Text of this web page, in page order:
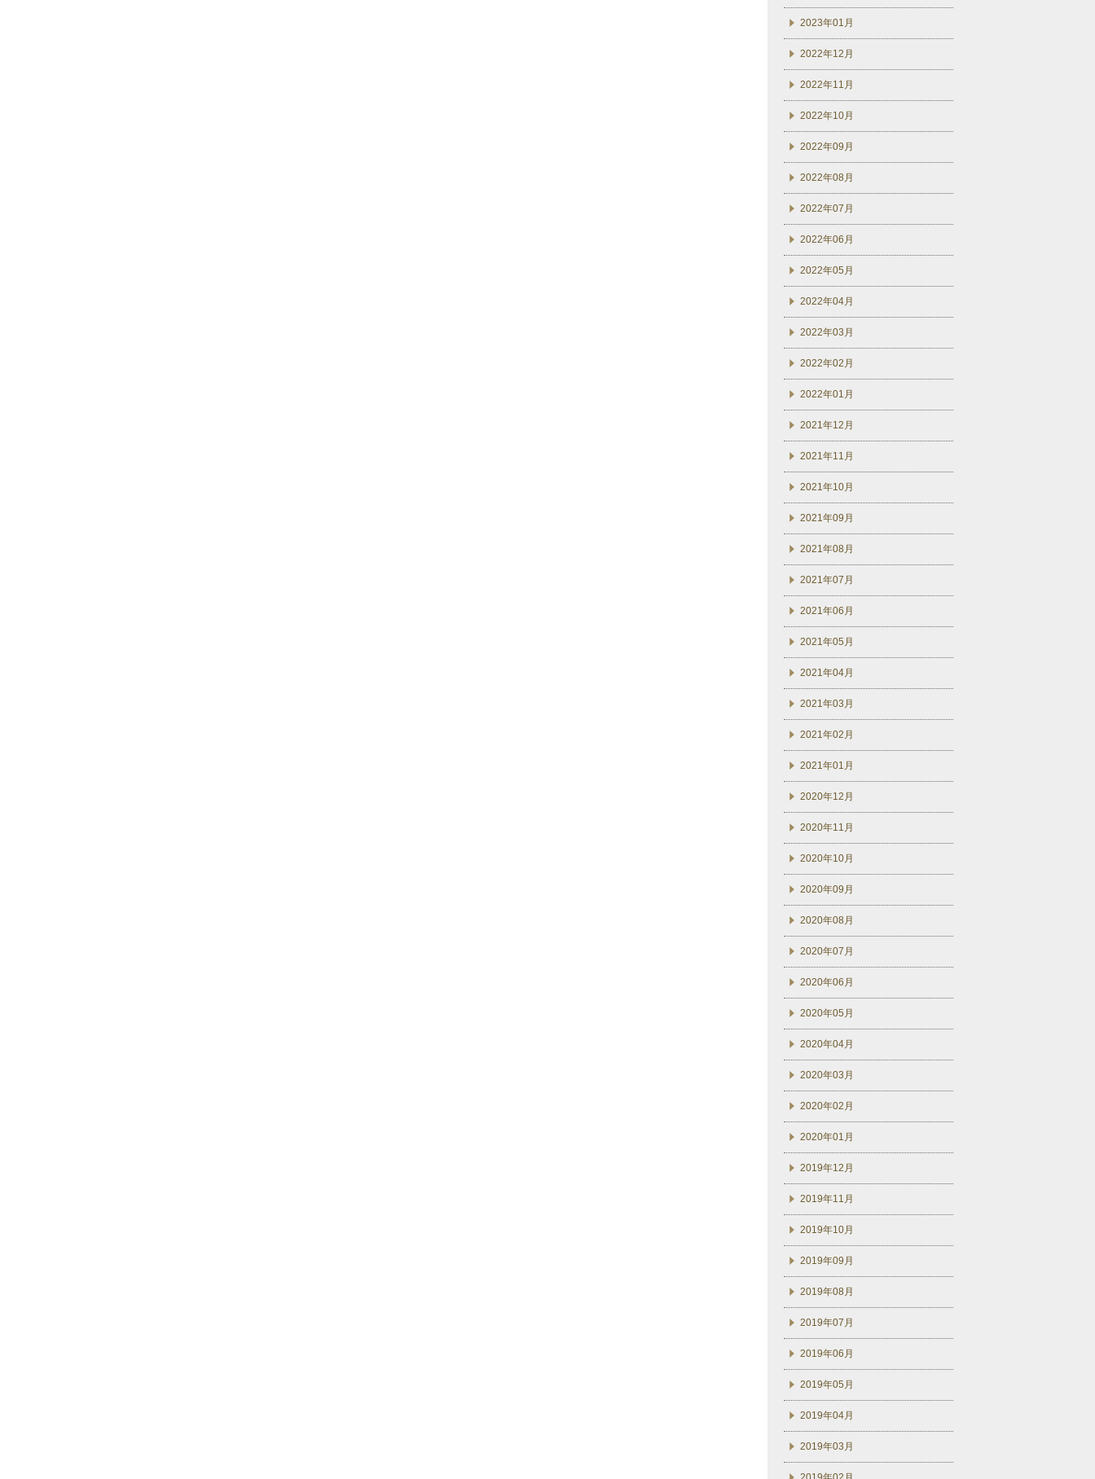
2023年01月
2022年12月
2022年11月
2022年10月
2022年09月
2022年08月
2022年07月
2022年06月
2022年05月
2022年04月
2022年03月
2022年02月
2022年01月
2021年12月
2021年11月
2021年10月
2021年09月
2021年08月
2021年07月
2021年06月
2021年05月
2021年04月
2021年03月
2021年02月
2021年01月
2020年12月
2020年11月
2020年10月
2020年09月
2020年08月
2020年07月
2020年06月
2020年05月
2020年04月
2020年03月
2020年02月
2020年01月
2019年12月
2019年11月
2019年10月
2019年09月
2019年08月
2019年07月
2019年06月
2019年05月
2019年04月
2019年03月